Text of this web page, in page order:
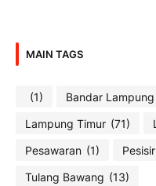
MAIN TAGS
(1) Bandar Lampung
Lampung Timur (71)
Pesawaran (1)
Tulang Bawang (13)